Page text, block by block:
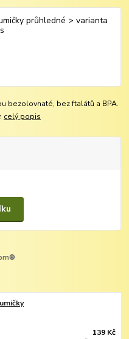
bezolovnaté, bez ftalátů a BPA.
celý popis
139 Kč